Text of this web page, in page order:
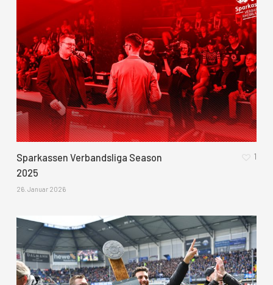
Sparkassen Verbandsliga Season
2025
26. Januar 2026
1